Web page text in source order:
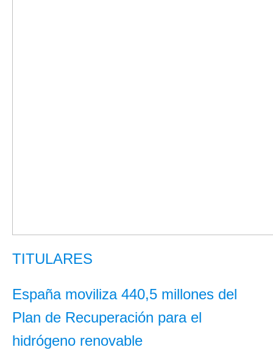
TITULARES
España moviliza 440,5 millones del
Plan de Recuperación para el
hidrógeno renovable